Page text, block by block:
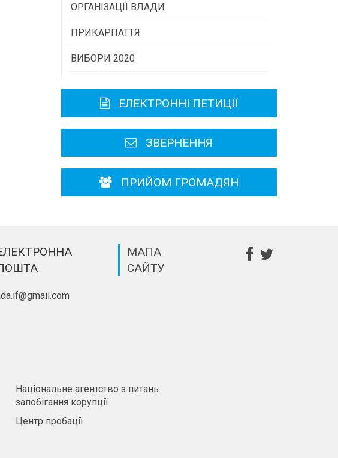
ОРГАНІЗАЦІЇ ВЛАДИ
ПРИКАРПАТТЯ
Історична довідка
Карта області
Районні, міські ради
ВИБОРИ 2020
ЕЛЕКТРОННІ ПЕТИЦІЇ
ЗВЕРНЕННЯ
ПРИЙОМ ГРОМАДЯН
МАПА
САЙТУ
Національне агентство з питань
запобігання корупції
Центр пробації